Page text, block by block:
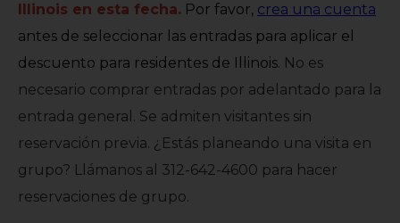
Illinois en esta fecha. Por favor, crea una cuenta
antes de seleccionar las entradas para aplicar el
descuento para residentes de Illinois. No es
necesario comprar entradas por adelantado para la
entrada general. Se admiten visitantes sin
reservación previa. ¿Estás planeando una visita en
grupo? Llámanos al 312-642-4600 para hacer
reservaciones de grupo.